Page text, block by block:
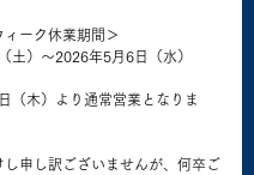
ィーク休業期間＞
土）～2026年5月6日（水）
（木）より通常営業となりま
し申し訳ございませんが、何卒ご